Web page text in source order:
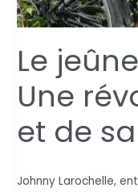
Le
Une
et de
Johnny Larochelle,